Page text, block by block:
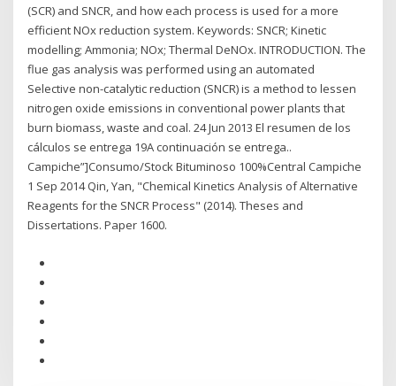
(SCR) and SNCR, and how each process is used for a more
efficient NOx reduction system. Keywords: SNCR; Kinetic
modelling; Ammonia; NOx; Thermal DeNOx. INTRODUCTION. The
flue gas analysis was performed using an automated
Selective non-catalytic reduction (SNCR) is a method to lessen
nitrogen oxide emissions in conventional power plants that
burn biomass, waste and coal. 24 Jun 2013 El resumen de los
cálculos se entrega 19A continuación se entrega..
Campiche”]Consumo/Stock Bituminoso 100%Central Campiche
1 Sep 2014 Qin, Yan, "Chemical Kinetics Analysis of Alternative
Reagents for the SNCR Process" (2014). Theses and
Dissertations. Paper 1600.